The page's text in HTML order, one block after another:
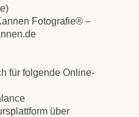
Fotografie® –
für folgende Online-
über